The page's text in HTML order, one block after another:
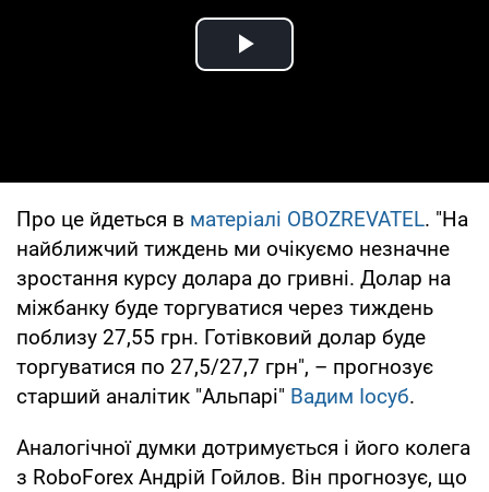
Play Video
Про це йдеться в матеріалі OBOZREVATEL. "На
найближчий тиждень ми очікуємо незначне
зростання курсу долара до гривні. Долар на
міжбанку буде торгуватися через тиждень
поблизу 27,55 грн. Готівковий долар буде
торгуватися по 27,5/27,7 грн", – прогнозує
старший аналітик "Альпарі" Вадим Іосуб.
Аналогічної думки дотримується і його колега
з RoboForex Андрій Гойлов. Він прогнозує, що